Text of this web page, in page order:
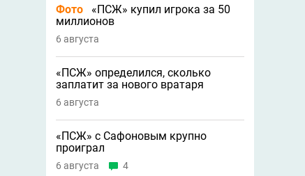
Фото
«ПСЖ» купил игрока за 50
миллионов
6 августа
«ПСЖ» определился, сколько
заплатит за нового вратаря
6 августа
«ПСЖ» с Сафоновым крупно
проиграл
6 августа 4